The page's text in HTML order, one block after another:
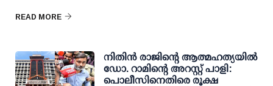
READ MORE
നിതിന്‍ രാജിന്റെ ആത്മഹത്യയില്‍
ഡോ. റാമിന്റെ അറസ്റ്റ് പാളി:
പൊലീസിനെതിരെ രൂക്ഷ